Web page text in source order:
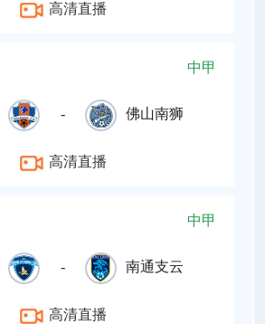
高清直播
中甲
- 佛山南狮
高清直播
中甲
- 南通支云
高清直播